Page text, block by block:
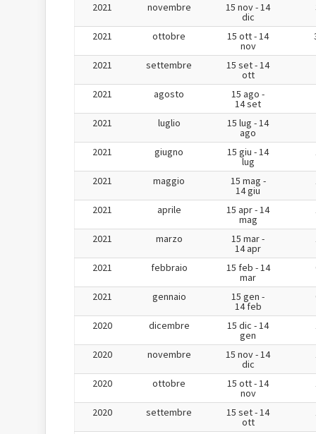
2021 novembre 15 nov - 14
dic
2021 ottobre 15 ott - 14
nov
2021 settembre 15 set - 14
ott
2021 agosto 15 ago -
14 set
2021 luglio 15 lug - 14
ago
2021 giugno 15 giu - 14
lug
2021 maggio 15 mag -
14 giu
2021 aprile 15 apr - 14
mag
2021 marzo 15 mar -
14 apr
2021 febbraio 15 feb - 14
mar
2021 gennaio 15 gen -
14 feb
2020 dicembre 15 dic - 14
gen
2020 novembre 15 nov - 14
dic
2020 ottobre 15 ott - 14
nov
2020 settembre 15 set - 14
ott